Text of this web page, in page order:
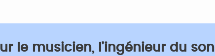
le musicien, l’ingénieur du son